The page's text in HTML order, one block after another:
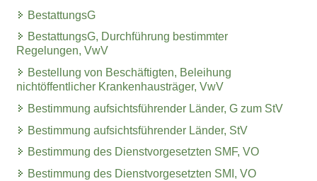
BestattungsG
BestattungsG, Durchführung bestimmter
Regelungen, VwV
Bestellung von Beschäftigten, Beleihung
nichtöffentlicher Krankenhausträger, VwV
Bestimmung aufsichtsführender Länder, G zum StV
Bestimmung aufsichtsführender Länder, StV
Bestimmung des Dienstvorgesetzten SMF, VO
Bestimmung des Dienstvorgesetzten SMI, VO